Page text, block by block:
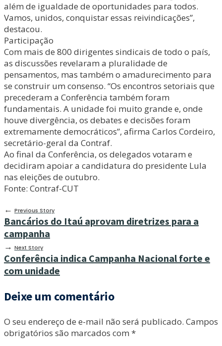
além de igualdade de oportunidades para todos.
Vamos, unidos, conquistar essas reivindicações”,
destacou.
Participação
Com mais de 800 dirigentes sindicais de todo o país,
as discussões revelaram a pluralidade de
pensamentos, mas também o amadurecimento para
se construir um consenso. “Os encontros setoriais que
precederam a Conferência também foram
fundamentais. A unidade foi muito grande e, onde
houve divergência, os debates e decisões foram
extremamente democráticos”, afirma Carlos Cordeiro,
secretário-geral da Contraf.
Ao final da Conferência, os delegados votaram e
decidiram apoiar a candidatura do presidente Lula
nas eleições de outubro.
Fonte: Contraf-CUT
← Previous Story
Bancários do Itaú aprovam diretrizes para a
campanha
→ Next Story
Conferência indica Campanha Nacional forte e
com unidade
Deixe um comentário
O seu endereço de e-mail não será publicado. Campos
obrigatórios são marcados com *